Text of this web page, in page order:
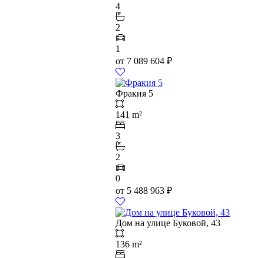
4
2
1
от 7 089 604 ₽
Фракия 5
141 m²
3
2
0
от 5 488 963 ₽
Дом на улице Буковой, 43
136 m²